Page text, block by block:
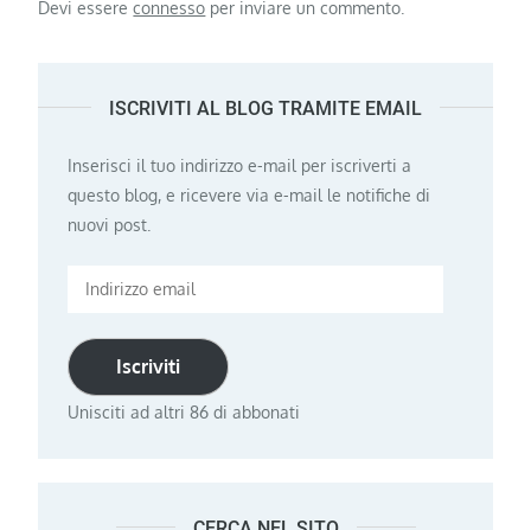
Devi essereconnesso per inviare un commento.
ISCRIVITI AL BLOG TRAMITE EMAIL
Inserisci il tuo indirizzo e-mail per iscriverti a
questo blog, e ricevere via e-mail le notifiche di
nuovi post.
Indirizzo
Iscriviti
Unisciti ad altri 86 di abbonati